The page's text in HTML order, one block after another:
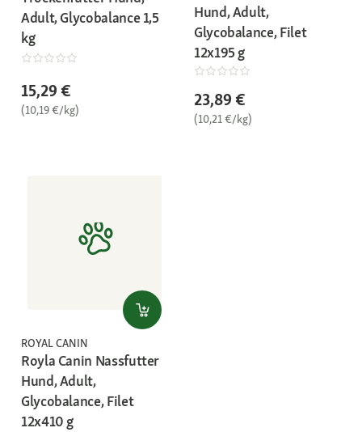
Adult, Glycobalance 1,5
kg
15,29 €
(10,19 €/kg)
Hund, Adult,
Glycobalance, Filet
12x195 g
23,89 €
(10,21 €/kg)
ROYAL CANIN
Royla Canin Nassfutter
Hund, Adult,
Glycobalance, Filet
12x410 g